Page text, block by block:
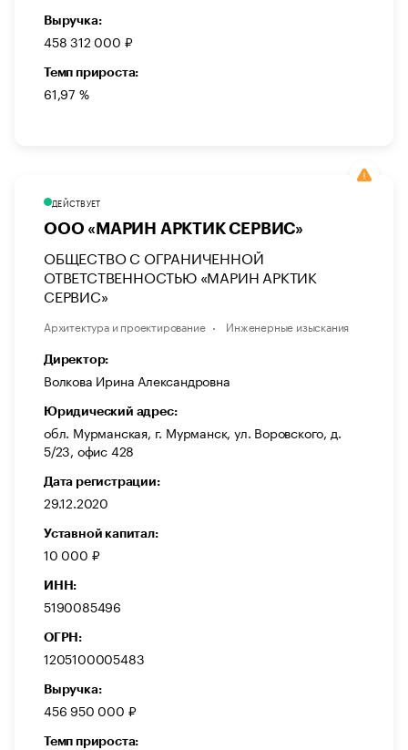
Выручка:
458 312 000 ₽
Темп прироста:
61,97 %
ДЕЙСТВУЕТ
ООО «МАРИН АРКТИК СЕРВИС»
ОБЩЕСТВО С ОГРАНИЧЕННОЙ
ОТВЕТСТВЕННОСТЬЮ «МАРИН АРКТИК
СЕРВИС»
Архитектура и проектирование Инженерные изыскания
Директор:
Волкова Ирина Александровна
Юридический адрес:
обл. Мурманская, г. Мурманск, ул. Воровского, д.
5/23, офис 428
Дата регистрации:
29.12.2020
Уставной капитал:
10 000 ₽
ИНН:
5190085496
ОГРН:
1205100005483
Выручка:
456 950 000 ₽
Темп прироста: